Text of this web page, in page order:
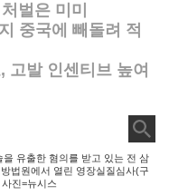
벌은 미미
중국에 빼돌려 적
발 인센티브 높여
유출한 혐의를 받고 있는 전 삼
법원에서 열린 영장실질심사(구
진=뉴시스